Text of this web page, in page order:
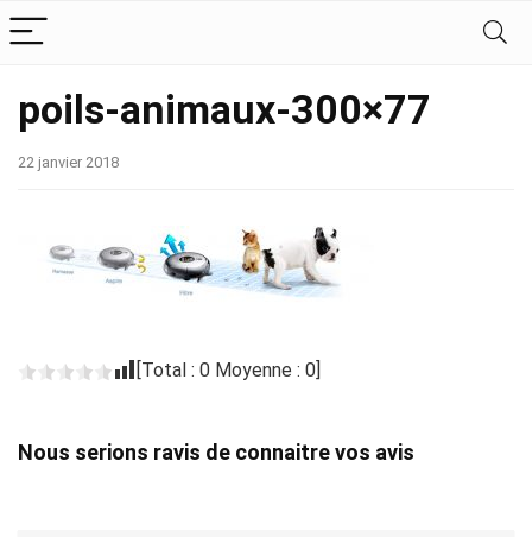
poils-animaux-300×77
22 janvier 2018
[Total : 0 Moyenne : 0]
Nous serions ravis de connaitre vos avis